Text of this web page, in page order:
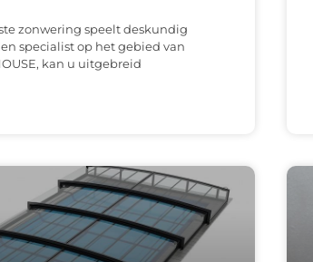
zonwering speelt deskundig
specialist op het gebied van
kan u uitgebreid